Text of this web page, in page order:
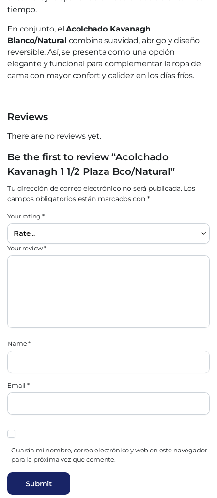
tiempo.
En conjunto, elAcolchado Kavanagh
Blanco/Natural combina suavidad, abrigo y diseño
reversible. Así, se presenta como una opción
elegante y funcional para complementar la ropa de
cama con mayor confort y calidez en los días fríos.
Reviews
There are no reviews yet.
Be the first to review “Acolchado
Kavanagh 1 1/2 Plaza Bco/Natural”
Tu dirección de correo electrónico no será publicada. Los
campos obligatorios están marcados con *
Your rating*
Your review*
Name*
Email*
Guarda mi nombre, correo electrónico y web en este navegador
para la próxima vez que comente.